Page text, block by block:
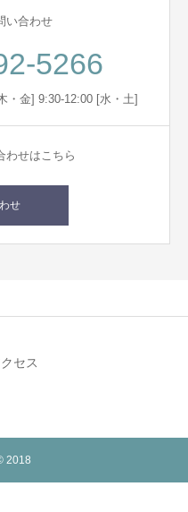
い合わせ
5266
・金] 9:30-12:00 [水・土]
わせはこちら
せ
セス
2018